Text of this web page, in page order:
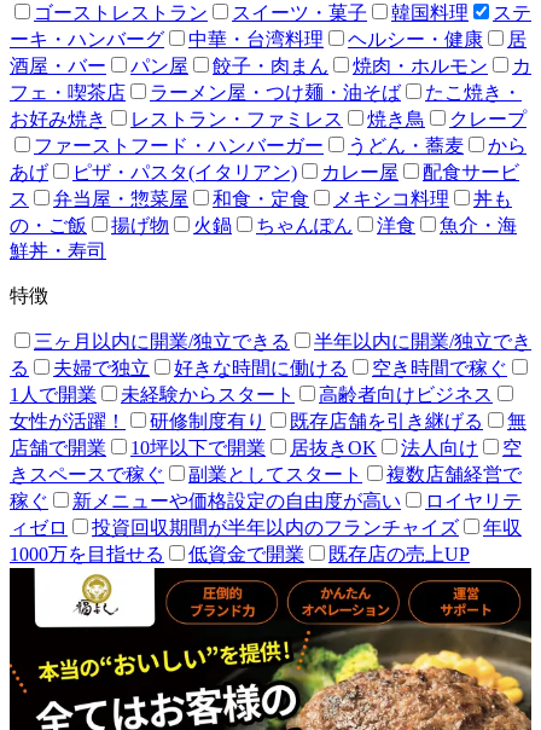
ゴーストレストラン スイーツ・菓子 韓国料理
ステ
ーキ・ハンバーグ
中華・台湾料理 ヘルシー・健康
居
酒屋・バー
パン屋 餃子・肉まん 焼肉・ホルモン
カ
フェ・喫茶店
ラーメン屋・つけ麺・油そば
たこ焼き・
お好み焼き
レストラン・ファミレス 焼き鳥
クレープ
ファーストフード・ハンバーガー
うどん・蕎麦
から
あげ
ピザ・パスタ(イタリアン) カレー屋
配食サービ
ス
弁当屋・惣菜屋 和食・定食 メキシコ料理
丼も
の・ご飯
揚げ物 火鍋 ちゃんぽん 洋食
魚介・海
鮮丼・寿司
特徴
三ヶ月以内に開業/独立できる
半年以内に開業/独立でき
る
夫婦で独立 好きな時間に働ける
空き時間で稼ぐ
1人で開業
未経験からスタート
高齢者向けビジネス
女性が活躍！
研修制度有り 既存店舗を引き継げる
無
店舗で開業
10坪以下で開業 居抜きOK 法人向け
空
きスペースで稼ぐ
副業としてスタート
複数店舗経営で
稼ぐ
新メニューや価格設定の自由度が高い
ロイヤリテ
ィゼロ
投資回収期間が半年以内のフランチャイズ
年収
1000万を目指せる
低資金で開業 既存店の売上UP